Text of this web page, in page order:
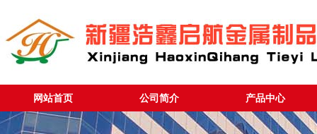
网站首页 公司简介 产品中心